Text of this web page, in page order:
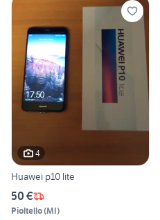
4
Huawei p10 lite
50 €
Pioltello(MI)